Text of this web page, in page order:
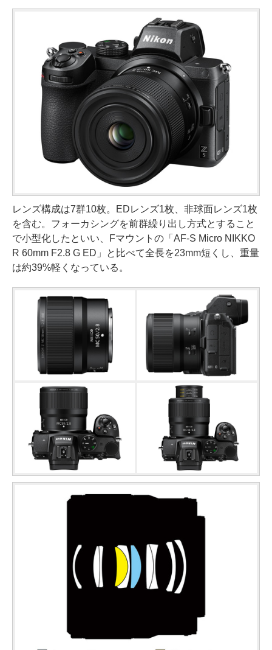
レンズ構成は7群10枚。EDレンズ1枚、非球面レンズ1枚
を含む。フォーカシングを前群繰り出し方式とすること
で小型化したといい、Fマウントの「AF-S Micro NIKKO
R 60mm F2.8 G ED」と比べて全長を23mm短くし、重量
は約39%軽くなっている。